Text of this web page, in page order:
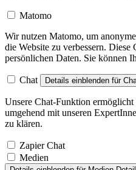
Matomo
Wir nutzen Matomo, um
die Website zu verbessern. Diese
persönlichen Daten. Sie können
Chat Details einblenden für
Unsere Chat-Funktion
umgehend mit unseren
zu klären.
Zapier Chat
Medien